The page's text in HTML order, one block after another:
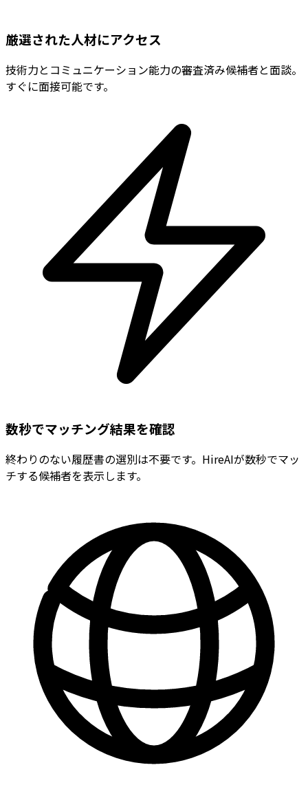
厳選された人材にアクセス
技術力とコミュニケーション能力の審査済み候補者と面談。
すぐに面接可能です。
数秒でマッチング結果を確認
終わりのない履歴書の選別は不要です。HireAIが数秒でマッ
チする候補者を表示します。